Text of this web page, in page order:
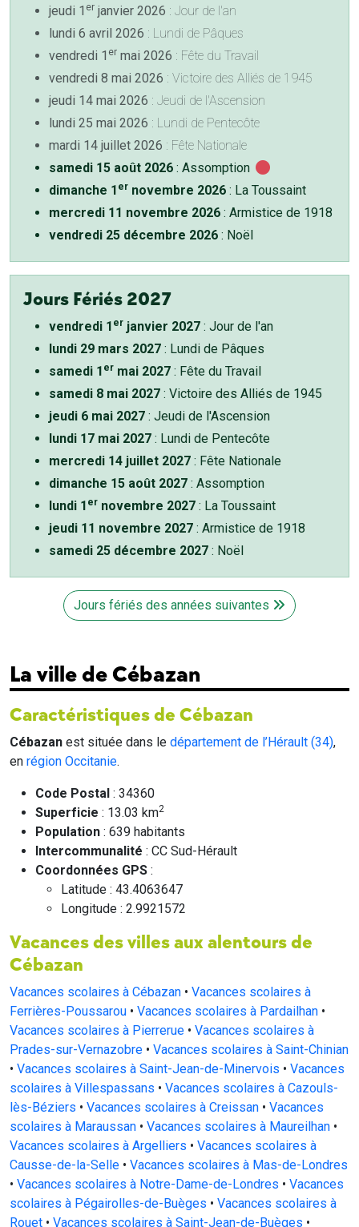
jeudi 1 er janvier 2026 : Jour de l'an
lundi 6 avril 2026 : Lundi de Pâques
vendredi 1 er mai 2026 : Fête du Travail
vendredi 8 mai 2026 : Victoire des Alliés de 1945
jeudi 14 mai 2026 : Jeudi de l'Ascension
lundi 25 mai 2026 : Lundi de Pentecôte
mardi 14 juillet 2026 : Fête Nationale
samedi 15 août 2026 : Assomption
dimanche 1 er novembre 2026 : La Toussaint
mercredi 11 novembre 2026 : Armistice de 1918
vendredi 25 décembre 2026 : Noël
Jours Fériés 2027
vendredi 1 er janvier 2027 : Jour de l'an
lundi 29 mars 2027 : Lundi de Pâques
samedi 1 er mai 2027 : Fête du Travail
samedi 8 mai 2027 : Victoire des Alliés de 1945
jeudi 6 mai 2027 : Jeudi de l'Ascension
lundi 17 mai 2027 : Lundi de Pentecôte
mercredi 14 juillet 2027 : Fête Nationale
dimanche 15 août 2027 : Assomption
lundi 1 er novembre 2027 : La Toussaint
jeudi 11 novembre 2027 : Armistice de 1918
samedi 25 décembre 2027 : Noël
Jours fériés des années suivantes
La ville de Cébazan
Caractéristiques de Cébazan
Cébazan est située dans le département de l’Hérault (34),
en région Occitanie.
Code Postal : 34360
Superficie : 13.03 km2
Population : 639 habitants
Intercommunalité : CC Sud-Hérault
Coordonnées GPS :
Latitude : 43.4063647
Longitude : 2.9921572
Vacances des villes aux alentours de
Cébazan
Vacances scolaires à Cébazan • Vacances scolaires à
Ferrières-Poussarou • Vacances scolaires à Pardailhan •
Vacances scolaires à Pierrerue • Vacances scolaires à
Prades-sur-Vernazobre • Vacances scolaires à Saint-Chinian
• Vacances scolaires à Saint-Jean-de-Minervois • Vacances
scolaires à Villespassans • Vacances scolaires à Cazouls-
lès-Béziers • Vacances scolaires à Creissan • Vacances
scolaires à Maraussan • Vacances scolaires à Maureilhan •
Vacances scolaires à Argelliers • Vacances scolaires à
Causse-de-la-Selle • Vacances scolaires à Mas-de-Londres
• Vacances scolaires à Notre-Dame-de-Londres • Vacances
scolaires à Pégairolles-de-Buèges • Vacances scolaires à
Rouet • Vacances scolaires à Saint-Jean-de-Buèges •